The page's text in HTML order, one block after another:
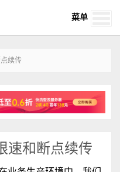
菜单
点续传
速和断点续传